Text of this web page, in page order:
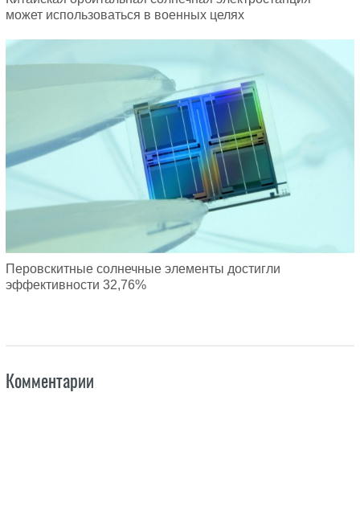
может использоваться в военных целях
Перовскитные солнечные элементы достигли
эффективности 32,76%
Комментарии